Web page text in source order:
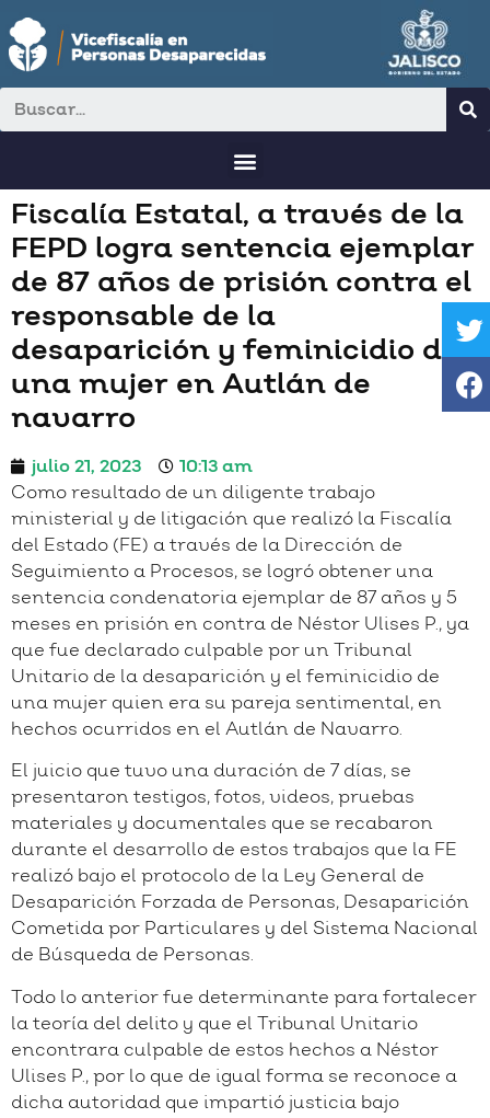
Fiscalía Estatal, a través de la
FEPD logra sentencia ejemplar
de 87 años de prisión contra el
responsable de la
desaparición y feminicidio de
una mujer en Autlán de
navarro
julio 21, 2023
10:13 am
Como resultado de un diligente trabajo
ministerial y de litigación que realizó la Fiscalía
del Estado (FE) a través de la Dirección de
Seguimiento a Procesos, se logró obtener una
sentencia condenatoria ejemplar de 87 años y 5
meses en prisión en contra de Néstor Ulises P., ya
que fue declarado culpable por un Tribunal
Unitario de la desaparición y el feminicidio de
una mujer quien era su pareja sentimental, en
hechos ocurridos en el Autlán de Navarro.
El juicio que tuvo una duración de 7 días, se
presentaron testigos, fotos, videos, pruebas
materiales y documentales que se recabaron
durante el desarrollo de estos trabajos que la FE
realizó bajo el protocolo de la Ley General de
Desaparición Forzada de Personas, Desaparición
Cometida por Particulares y del Sistema Nacional
de Búsqueda de Personas.
Todo lo anterior fue determinante para fortalecer
la teoría del delito y que el Tribunal Unitario
encontrara culpable de estos hechos a Néstor
Ulises P., por lo que de igual forma se reconoce a
dicha autoridad que impartió justicia bajo